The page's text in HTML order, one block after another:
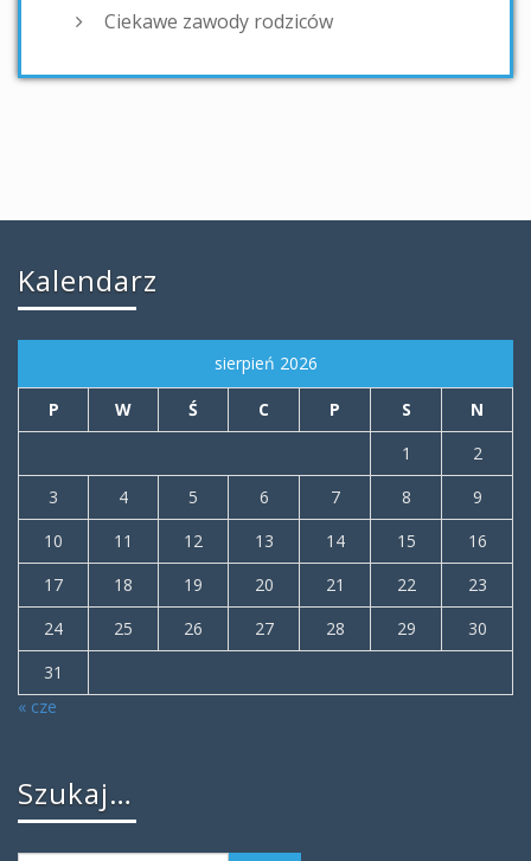
Ciekawe zawody rodziców
Kalendarz
sierpień 2026
P W Ś C P S
N
1
2
3
4 5 6 7 8
9
10
11 12 13 14 15
16
17
18 19 20 21 22
23
24
25 26 27 28 29
30
31
« cze
Szukaj…